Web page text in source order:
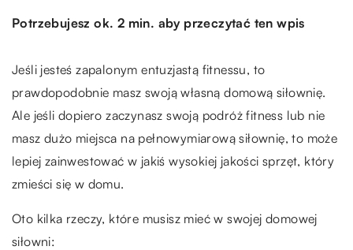
Potrzebujesz ok. 2 min. aby przeczytać ten wpis
Jeśli jesteś zapalonym entuzjastą fitnessu, to
prawdopodobnie masz swoją własną domową siłownię.
Ale jeśli dopiero zaczynasz swoją podróż fitness lub nie
masz dużo miejsca na pełnowymiarową siłownię, to może
lepiej zainwestować w jakiś wysokiej jakości sprzęt, który
zmieści się w domu.
Oto kilka rzeczy, które musisz mieć w swojej domowej
siłowni: